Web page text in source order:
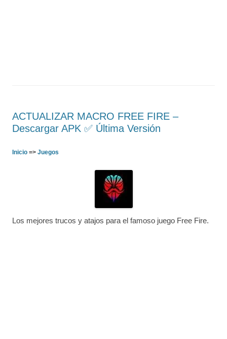
ACTUALIZAR MACRO FREE FIRE –
Descargar APK ✅️ Última Versión
Inicio => Juegos
Los mejores trucos y atajos para el famoso juego Free Fire.